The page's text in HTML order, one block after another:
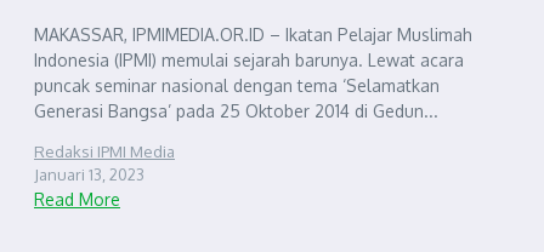
MAKASSAR, IPMIMEDIA.OR.ID – Ikatan Pelajar Muslimah
Indonesia (IPMI) memulai sejarah barunya. Lewat acara
puncak seminar nasional dengan tema ‘Selamatkan
Generasi Bangsa’ pada 25 Oktober 2014 di Gedun...
Redaksi IPMI Media
Januari 13, 2023
Read More